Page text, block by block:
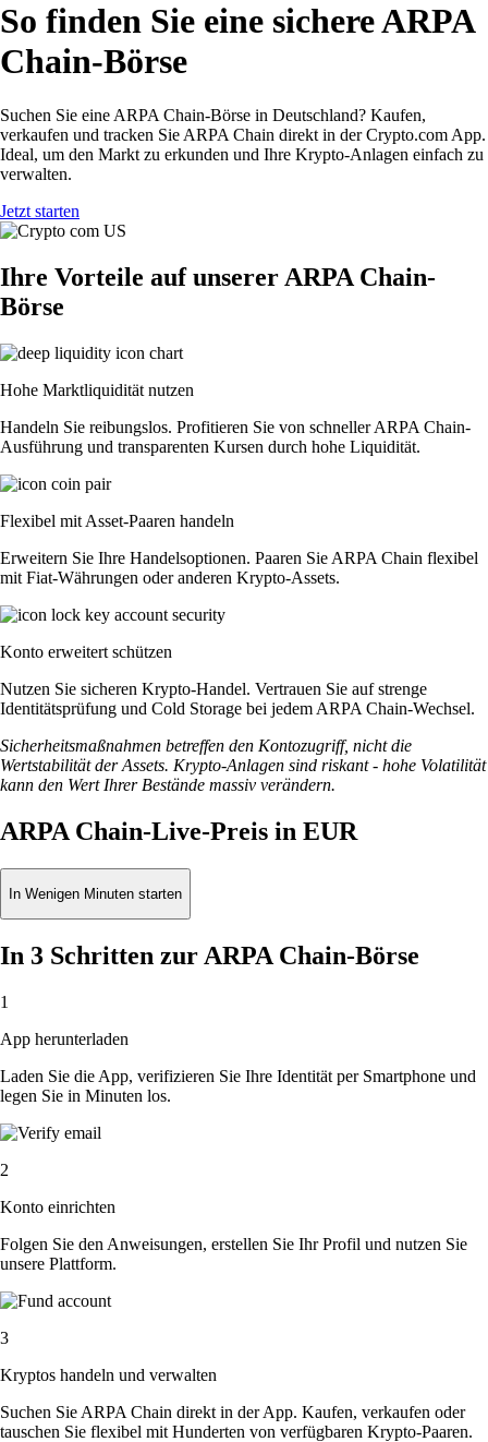
So finden Sie eine sichere ARPA
Chain-Börse
Suchen Sie eine ARPA Chain-Börse in Deutschland? Kaufen,
verkaufen und tracken Sie ARPA Chain direkt in der Crypto.com App.
Ideal, um den Markt zu erkunden und Ihre Krypto-Anlagen einfach zu
verwalten.
Jetzt starten
Ihre Vorteile auf unserer ARPA Chain-
Börse
Hohe Marktliquidität nutzen
Handeln Sie reibungslos. Profitieren Sie von schneller ARPA Chain-
Ausführung und transparenten Kursen durch hohe Liquidität.
Flexibel mit Asset-Paaren handeln
Erweitern Sie Ihre Handelsoptionen. Paaren Sie ARPA Chain flexibel
mit Fiat-Währungen oder anderen Krypto-Assets.
Konto erweitert schützen
Nutzen Sie sicheren Krypto-Handel. Vertrauen Sie auf strenge
Identitätsprüfung und Cold Storage bei jedem ARPA Chain-Wechsel.
Sicherheitsmaßnahmen betreffen den Kontozugriff, nicht die
Wertstabilität der Assets. Krypto-Anlagen sind riskant - hohe Volatilität
kann den Wert Ihrer Bestände massiv verändern.
ARPA Chain-Live-Preis in EUR
In Wenigen Minuten starten
In 3 Schritten zur ARPA Chain-Börse
1
App herunterladen
Laden Sie die App, verifizieren Sie Ihre Identität per Smartphone und
legen Sie in Minuten los.
2
Konto einrichten
Folgen Sie den Anweisungen, erstellen Sie Ihr Profil und nutzen Sie
unsere Plattform.
3
Kryptos handeln und verwalten
Suchen Sie ARPA Chain direkt in der App. Kaufen, verkaufen oder
tauschen Sie flexibel mit Hunderten von verfügbaren Krypto-Paaren.